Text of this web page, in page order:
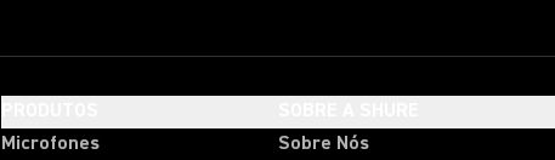
Microfones
Sobre Nós